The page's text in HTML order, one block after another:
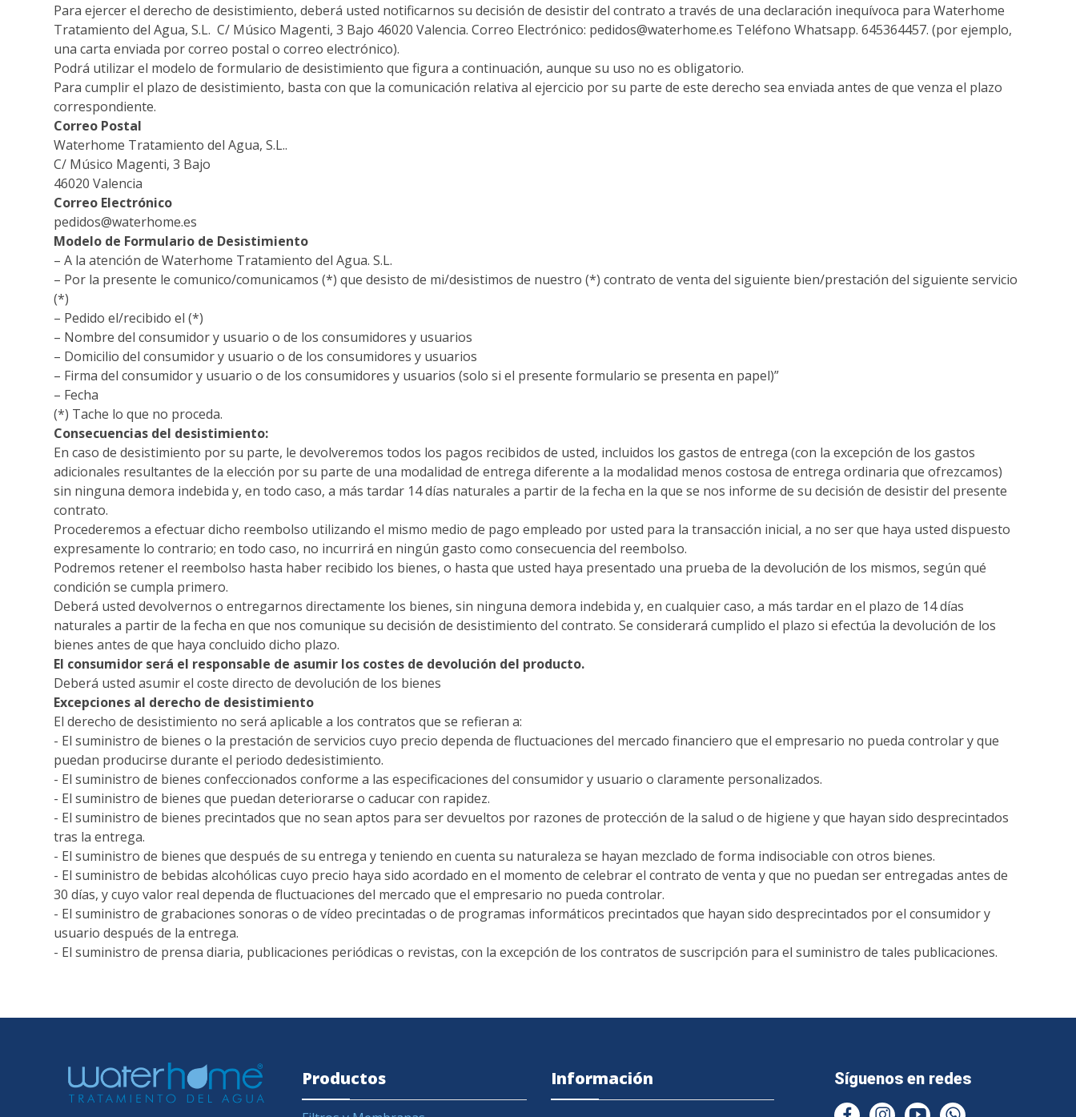
Para ejercer el derecho de desistimiento, deberá usted notificarnos su decisión de desistir del contrato a través de una declaración inequívoca para Waterhome
Tratamiento del Agua, S.L. C/ Músico Magenti, 3 Bajo 46020 Valencia. Correo Electrónico: pedidos@waterhome.es Teléfono Whatsapp. 645364457. (por ejemplo,
una carta enviada por correo postal o correo electrónico).
Podrá utilizar el modelo de formulario de desistimiento que figura a continuación, aunque su uso no es obligatorio.
Para cumplir el plazo de desistimiento, basta con que la comunicación relativa al ejercicio por su parte de este derecho sea enviada antes de que venza el plazo
correspondiente.
Correo Postal
Waterhome Tratamiento del Agua, S.L..
C/ Músico Magenti, 3 Bajo
46020 Valencia
Correo Electrónico
pedidos@waterhome.es
Modelo de Formulario de Desistimiento
– A la atención de Waterhome Tratamiento del Agua. S.L.
– Por la presente le comunico/comunicamos (*) que desisto de mi/desistimos de nuestro (*) contrato de venta del siguiente bien/prestación del siguiente servicio
(*)
– Pedido el/recibido el (*)
– Nombre del consumidor y usuario o de los consumidores y usuarios
– Domicilio del consumidor y usuario o de los consumidores y usuarios
– Firma del consumidor y usuario o de los consumidores y usuarios (solo si el presente formulario se presenta en papel)”
– Fecha
(*) Tache lo que no proceda.
Consecuencias del desistimiento:
En caso de desistimiento por su parte, le devolveremos todos los pagos recibidos de usted, incluidos los gastos de entrega (con la excepción de los gastos
adicionales resultantes de la elección por su parte de una modalidad de entrega diferente a la modalidad menos costosa de entrega ordinaria que ofrezcamos)
sin ninguna demora indebida y, en todo caso, a más tardar 14 días naturales a partir de la fecha en la que se nos informe de su decisión de desistir del presente
contrato.
Procederemos a efectuar dicho reembolso utilizando el mismo medio de pago empleado por usted para la transacción inicial, a no ser que haya usted dispuesto
expresamente lo contrario; en todo caso, no incurrirá en ningún gasto como consecuencia del reembolso.
Podremos retener el reembolso hasta haber recibido los bienes, o hasta que usted haya presentado una prueba de la devolución de los mismos, según qué
condición se cumpla primero.
Deberá usted devolvernos o entregarnos directamente los bienes, sin ninguna demora indebida y, en cualquier caso, a más tardar en el plazo de 14 días
naturales a partir de la fecha en que nos comunique su decisión de desistimiento del contrato. Se considerará cumplido el plazo si efectúa la devolución de los
bienes antes de que haya concluido dicho plazo.
El consumidor será el responsable de asumir los costes de devolución del producto.
Deberá usted asumir el coste directo de devolución de los bienes
Excepciones al derecho de desistimiento
El derecho de desistimiento no será aplicable a los contratos que se refieran a:
- El suministro de bienes o la prestación de servicios cuyo precio dependa de fluctuaciones del mercado financiero que el empresario no pueda controlar y que
puedan producirse durante el periodo dedesistimiento.
- El suministro de bienes confeccionados conforme a las especificaciones del consumidor y usuario o claramente personalizados.
- El suministro de bienes que puedan deteriorarse o caducar con rapidez.
- El suministro de bienes precintados que no sean aptos para ser devueltos por razones de protección de la salud o de higiene y que hayan sido desprecintados
tras la entrega.
- El suministro de bienes que después de su entrega y teniendo en cuenta su naturaleza se hayan mezclado de forma indisociable con otros bienes.
- El suministro de bebidas alcohólicas cuyo precio haya sido acordado en el momento de celebrar el contrato de venta yque no puedan ser entregadas antes de
30 días, y cuyo valor real dependa de fluctuaciones del mercado que el empresario no pueda controlar.
- El suministro de grabaciones sonoras o de vídeo precintadas o de programas informáticos precintados que hayan sido desprecintados por el consumidor y
usuario después de la entrega.
- El suministro de prensa diaria, publicaciones periódicas o revistas, con la excepción de los contratos de suscripción para el suministro de tales publicaciones.
Productos Información Síguenos en redes